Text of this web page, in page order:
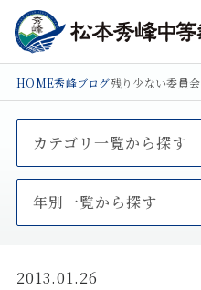
HOME秀峰ブログ残り少ない委員会
カテゴリ一覧から探す
年別一覧から探す
2013.01.26